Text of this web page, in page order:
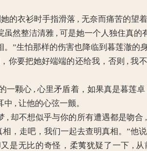
衣衫时手指滑落 , 无奈而痛苦的望
然整洁清雅 , 可是她一个人独住真的
生怕那样的伤害也降临到暮莲澈的身
要把她好端端的还给我，否则 , 我
颗心 , 心里矛盾着，如果真是暮莲卓
, 让他的心弦一颤。
不想似乎与你的所有遭遇都是吻合
，走吧，我们一起去查明真相。”他
无比的奇怪，柔荑犹疑了一下 , 从